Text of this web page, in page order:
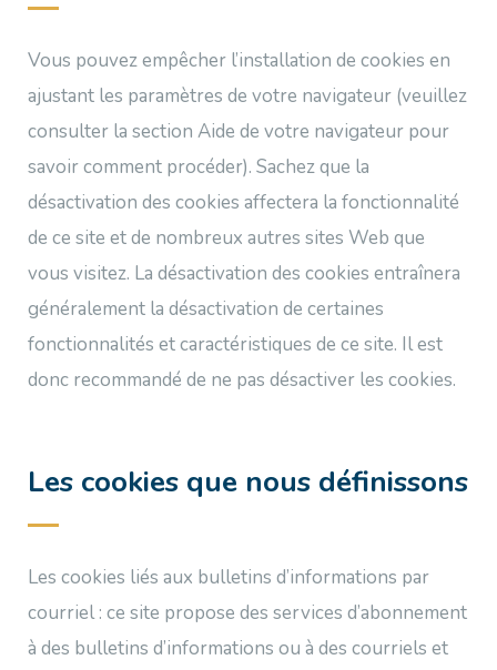
Vous pouvez empêcher l’installation de cookies en
ajustant les paramètres de votre navigateur (veuillez
consulter la section Aide de votre navigateur pour
savoir comment procéder). Sachez que la
désactivation des cookies affectera la fonctionnalité
de ce site et de nombreux autres sites Web que
vous visitez. La désactivation des cookies entraînera
généralement la désactivation de certaines
fonctionnalités et caractéristiques de ce site. Il est
donc recommandé de ne pas désactiver les cookies.
Les cookies que nous définissons
Les cookies liés aux bulletins d’informations par
courriel : ce site propose des services d’abonnement
à des bulletins d’informations ou à des courriels et